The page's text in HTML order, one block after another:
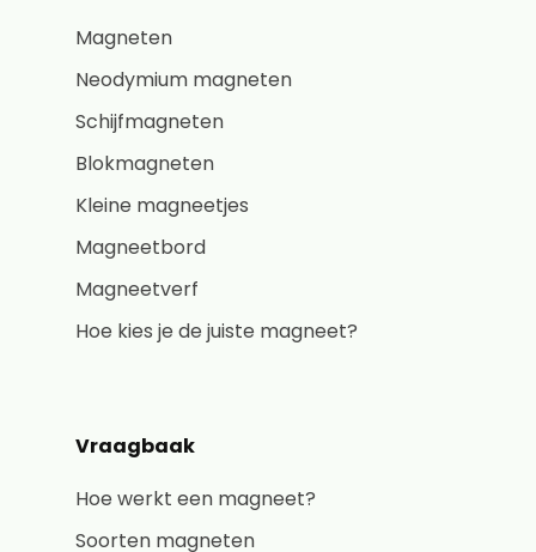
Magneten
Neodymium magneten
Schijfmagneten
Blokmagneten
Kleine magneetjes
Magneetbord
Magneetverf
Hoe kies je de juiste magneet?
Vraagbaak
Hoe werkt een magneet?
Soorten magneten